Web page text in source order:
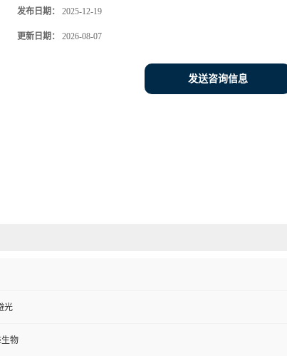
发布日期： 2025-12-19
更新日期： 2026-08-07
发送咨询信息
光
物